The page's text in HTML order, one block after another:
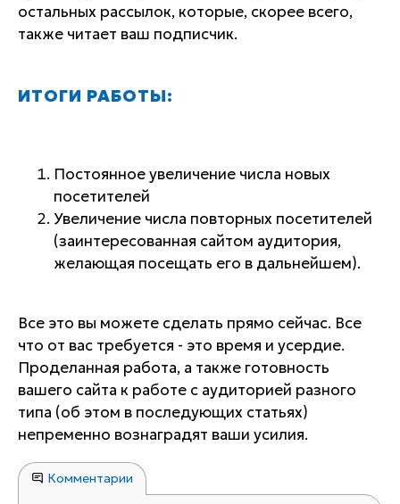
остальных рассылок, которые, скорее всего,
также читает ваш подписчик.
ИТОГИ РАБОТЫ:
Постоянное увеличение числа новых
посетителей
Увеличение числа повторных посетителей
(заинтересованная сайтом аудитория,
желающая посещать его в дальнейшем).
Все это вы можете сделать прямо сейчас. Все
что от вас требуется - это время и усердие.
Проделанная работа, а также готовность
вашего сайта к работе с аудиторией разного
типа (об этом в последующих статьях)
непременно вознаградят ваши усилия.
Комментарии